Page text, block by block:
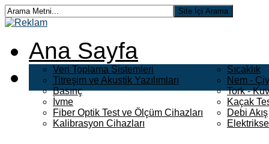
Ana Sayfa
Veri Toplama Sistemleri
Titreşim ve Akustik Yazılımları
Basınç
İvme
Fiber Optik Test ve Ölçüm Cihazları
Kalibrasyon Cihazları
Sıcaklık
Nem -
Tork -
Kaçak
Debi Akış